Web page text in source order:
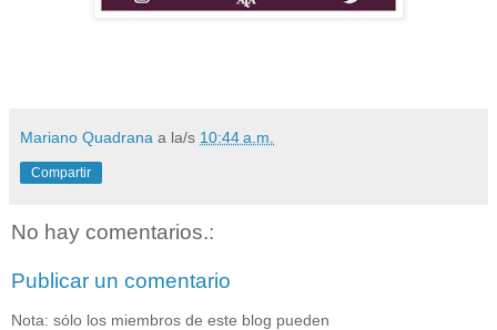
Mariano Quadrana a la/s 10:44 a.m.
Compartir
No hay comentarios.:
Publicar un comentario
Nota: sólo los miembros de este blog pueden